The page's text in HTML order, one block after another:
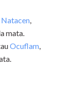
,
mata.
Ocuflam,